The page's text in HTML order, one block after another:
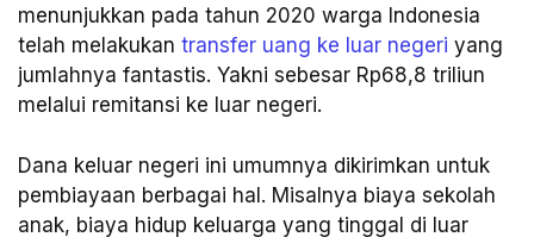
menunjukkan pada tahun 2020 warga Indonesia
telah melakukan transfer uang ke luar negeri yang
jumlahnya fantastis. Yakni sebesar Rp68,8 triliun
melalui remitansi ke luar negeri.
Dana keluar negeri ini umumnya dikirimkan untuk
pembiayaan berbagai hal. Misalnya biaya sekolah
anak, biaya hidup keluarga yang tinggal di luar